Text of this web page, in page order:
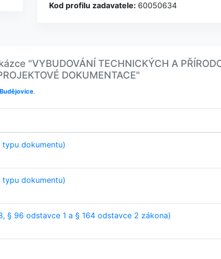
Kod profilu zadavatele: 60050634
"VYBUDOVÁNÍ TECHNICKÝCH A
DOKUMENTACE"
.
dokumentu)
dokumentu)
§ 96 odstavce 1 a § 164 odstavce 2 zákona)